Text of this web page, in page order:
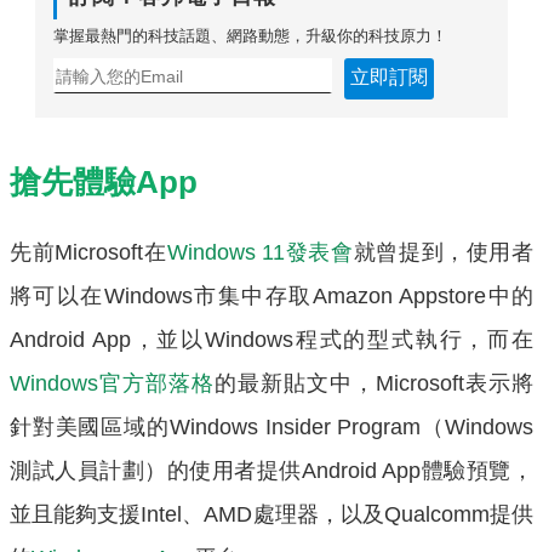
掌握最熱門的科技話題、網路動態，升級你的科技原力！
立即訂閱
搶先體驗App
先前Microsoft在Windows 11發表會就曾提到，使用者
將可以在Windows市集中存取Amazon Appstore中的
Android App，並以Windows程式的型式執行，而在
Windows官方部落格的最新貼文中，Microsoft表示將
針對美國區域的Windows Insider Program（Windows
測試人員計劃）的使用者提供Android App體驗預覽，
並且能夠支援Intel、AMD處理器，以及Qualcomm提供